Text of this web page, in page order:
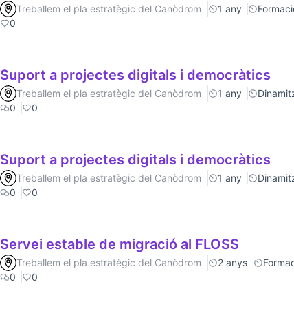
Treballem el pla estratègic del Canòdrom 1 any
0
Suport a projectes digitals i democràtics
Treballem el pla estratègic del Canòdrom 1 any
0
0
Suport a projectes digitals i democràtics
Treballem el pla estratègic del Canòdrom 1 any
0
0
Servei estable de migració al FLOSS
Treballem el pla estratègic del Canòdrom 2 anys
0
0